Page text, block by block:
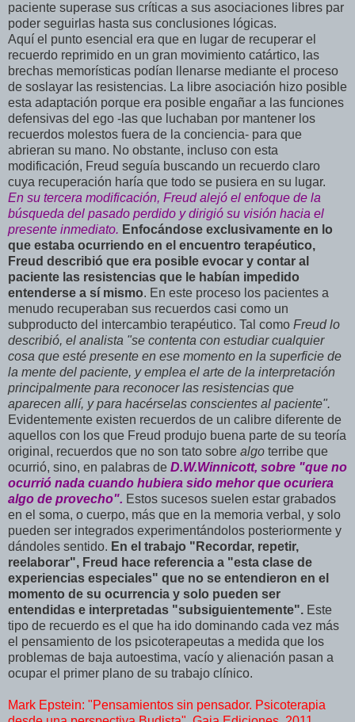
paciente superase sus críticas a sus asociaciones libres par
poder seguirlas hasta sus conclusiones lógicas.
Aquí el punto esencial era que en lugar de recuperar el
recuerdo reprimido en un gran movimiento catártico, las
brechas memorísticas podían llenarse mediante el proceso
de soslayar las resistencias. La libre asociación hizo posible
esta adaptación porque era posible engañar a las funciones
defensivas del ego -las que luchaban por mantener los
recuerdos molestos fuera de la conciencia- para que
abrieran su mano. No obstante, incluso con esta
modificación, Freud seguía buscando un recuerdo claro
cuya recuperación haría que todo se pusiera en su lugar.
En su tercera modificación, Freud alejó el enfoque de la
búsqueda del pasado perdido y dirigió su visión hacia el
presente inmediato. Enfocándose exclusivamente en lo
que estaba ocurriendo en el encuentro terapéutico,
Freud describió que era posible evocar y contar al
paciente las resistencias que le habían impedido
entenderse a sí mismo. En este proceso los pacientes a
menudo recuperaban sus recuerdos casi como un
subproducto del intercambio terapéutico. Tal como Freud lo
describió, el analista "se contenta con estudiar cualquier
cosa que esté presente en ese momento en la superficie de
la mente del paciente, y emplea el arte de la interpretación
principalmente para reconocer las resistencias que
aparecen allí, y para hacérselas conscientes al paciente".
Evidentemente existen recuerdos de un calibre diferente de
aquellos con los que Freud produjo buena parte de su teoría
original, recuerdos que no son tato sobre algo terribe que
ocurrió, sino, en palabras de D.W.Winnicott, sobre "que no
ocurrió nada cuando hubiera sido mehor que ocuriera
algo de provecho". Estos sucesos suelen estar grabados
en el soma, o cuerpo, más que en la memoria verbal, y solo
pueden ser integrados experimentándolos posteriormente y
dándoles sentido. En el trabajo "Recordar, repetir,
reelaborar", Freud hace referencia a "esta clase de
experiencias especiales" que no se entendieron en el
momento de su ocurrencia y solo pueden ser
entendidas e interpretadas "subsiguientemente". Este
tipo de recuerdo es el que ha ido dominando cada vez más
el pensamiento de los psicoterapeutas a medida que los
problemas de baja autoestima, vacío y alienación pasan a
ocupar el primer plano de su trabajo clínico.
Mark Epstein: "Pensamientos sin pensador. Psicoterapia